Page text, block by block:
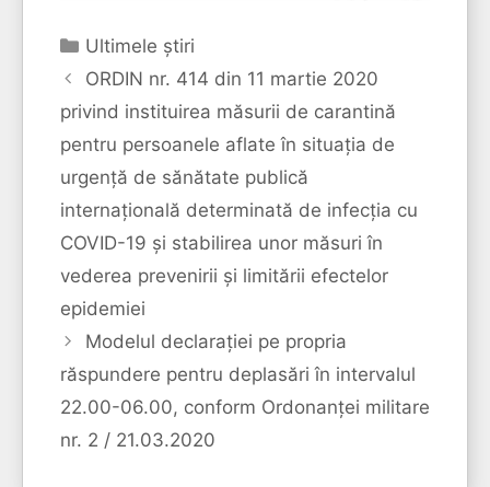
Categorii
Ultimele ştiri
ORDIN nr. 414 din 11 martie 2020
privind instituirea măsurii de carantină
pentru persoanele aflate în situaţia de
urgenţă de sănătate publică
internaţională determinată de infecţia cu
COVID-19 şi stabilirea unor măsuri în
vederea prevenirii şi limitării efectelor
epidemiei
Modelul declarației pe propria
răspundere pentru deplasări în intervalul
22.00-06.00, conform Ordonanței militare
nr. 2 / 21.03.2020